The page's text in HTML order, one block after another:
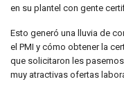
en su plantel con gente
Esto generó una lluvia de
el PMI y cómo obtener la
que solicitaron les
muy atractivas ofertas